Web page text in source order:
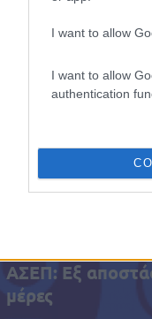
I want to allow
I want to allow
authentication
Να απευθύνονται σε
ΑΣΕΠ:
ΑΣΕΠ: Εξ
μέρες